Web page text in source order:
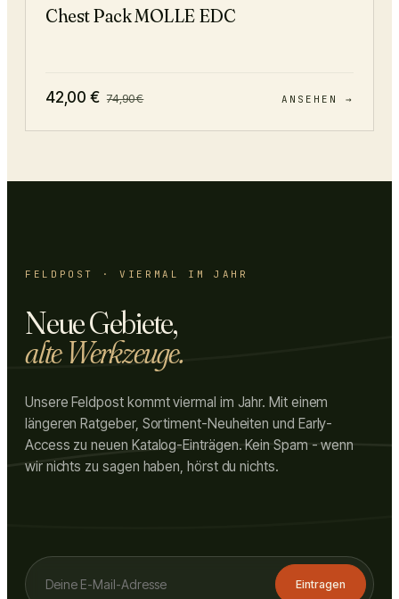
Chest Pack MOLLE EDC
42,00 € 74,90€ ANSEHEN →
FELDPOST · VIERMAL IM JAHR
Neue Gebiete,
alte Werkzeuge.
Unsere Feldpost kommt viermal im Jahr. Mit einem
längeren Ratgeber, Sortiment-Neuheiten und Early-
Access zu neuen Katalog-Einträgen. Kein Spam - wenn
wir nichts zu sagen haben, hörst du nichts.
Eintragen